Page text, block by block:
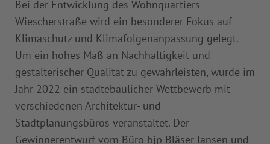
Bei der Entwicklung des Wohnquartiers
Wiescherstraße wird ein besonderer Fokus auf
Klimaschutz und Klimafolgenanpassung gelegt.
Um ein hohes Maß an Nachhaltigkeit und
gestalterischer Qualität zu gewährleisten, wurde im
Jahr 2022 ein städtebaulicher Wettbewerb mit
verschiedenen Architektur- und
Stadtplanungsbüros veranstaltet. Der
Gewinnerentwurf vom Büro bjp Bläser Jansen und